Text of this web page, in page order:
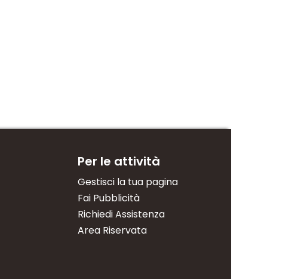
Per le attività
Gestisci la tua pagina
Fai Pubblicità
Richiedi Assistenza
Area Riservata